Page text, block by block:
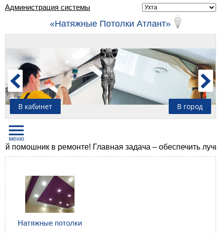
Администрация системы
«Натяжные Потолки Атлант»
В кабинет В город
в ремонте! Главная задача – обеспечить лучший
Натяжные потолки